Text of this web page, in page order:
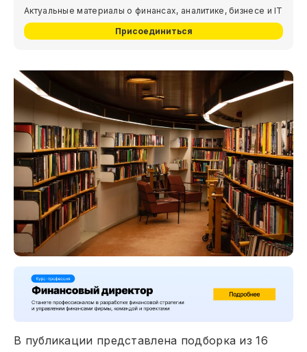
Актуальные материалы о финансах, аналитике, бизнесе и IT
Присоединиться
В публикации представлена подборка из 16